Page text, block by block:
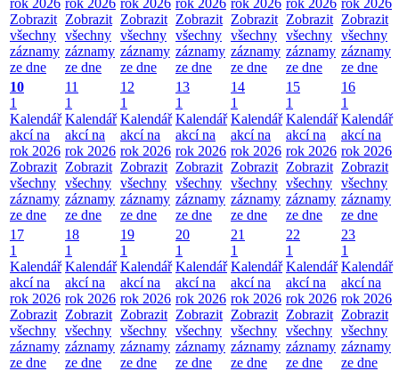
Zobrazit
všechny
záznamy
ze dne
Zobrazit
všechny
záznamy
ze dne
Zobrazit
všechny
záznamy
ze dne
Zobrazit
všechny
záznamy
ze dne
Zobrazit
všechny
záznamy
ze dne
Zobrazit
všechny
záznamy
ze dne
Zobrazit
všechny
záznamy
ze dne
10
1
Kalendář
akcí na
rok 2026
Zobrazit
všechny
záznamy
ze dne
11
1
Kalendář
akcí na
rok 2026
Zobrazit
všechny
záznamy
ze dne
12
1
Kalendář
akcí na
rok 2026
Zobrazit
všechny
záznamy
ze dne
13
1
Kalendář
akcí na
rok 2026
Zobrazit
všechny
záznamy
ze dne
14
1
Kalendář
akcí na
rok 2026
Zobrazit
všechny
záznamy
ze dne
15
1
Kalendář
akcí na
rok 2026
Zobrazit
všechny
záznamy
ze dne
16
1
Kalendář
akcí na
rok 2026
Zobrazit
všechny
záznamy
ze dne
17
1
Kalendář
akcí na
rok 2026
Zobrazit
všechny
záznamy
ze dne
18
1
Kalendář
akcí na
rok 2026
Zobrazit
všechny
záznamy
ze dne
19
1
Kalendář
akcí na
rok 2026
Zobrazit
všechny
záznamy
ze dne
20
1
Kalendář
akcí na
rok 2026
Zobrazit
všechny
záznamy
ze dne
21
1
Kalendář
akcí na
rok 2026
Zobrazit
všechny
záznamy
ze dne
22
1
Kalendář
akcí na
rok 2026
Zobrazit
všechny
záznamy
ze dne
23
1
Kalendář
akcí na
rok 2026
Zobrazit
všechny
záznamy
ze dne